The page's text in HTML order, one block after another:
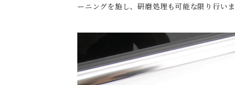
ーニングを施し、研磨処理も可能な限り行いま